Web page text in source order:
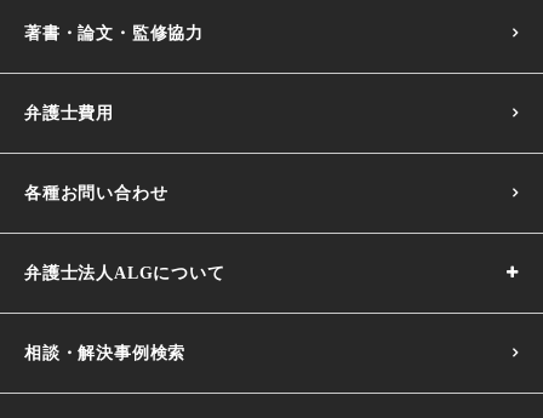
著書・論文・監修協力
弁護士費用
各種お問い合わせ
弁護士法人ALGについて
相談・解決事例検索